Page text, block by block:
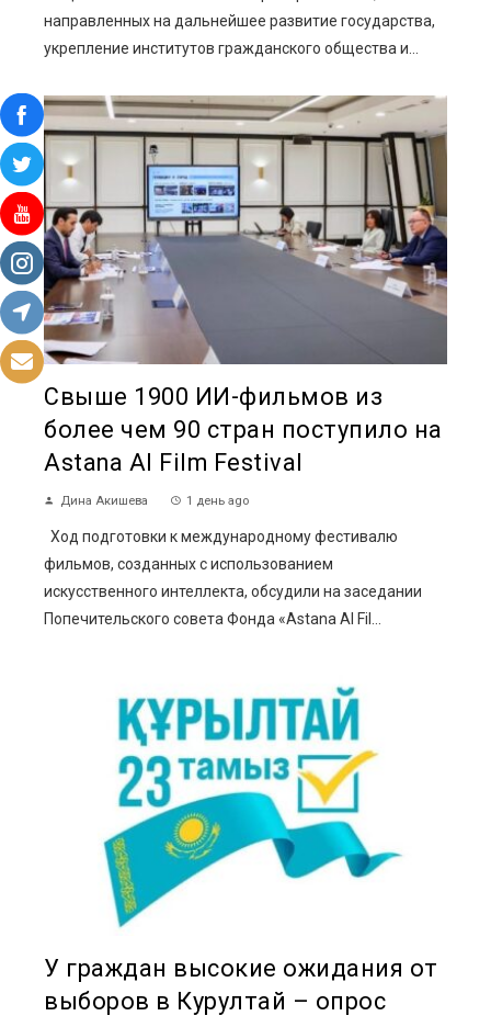
направленных на дальнейшее развитие государства,
укрепление институтов гражданского общества и...
Свыше 1900 ИИ-фильмов из
более чем 90 стран поступило на
Astana AI Film Festival
Дина Акишева 1 день ago
Ход подготовки к международному фестивалю
фильмов, созданных с использованием
искусственного интеллекта, обсудили на заседании
Попечительского совета Фонда «Astana AI Fil...
У граждан высокие ожидания от
выборов в Курултай – опрос